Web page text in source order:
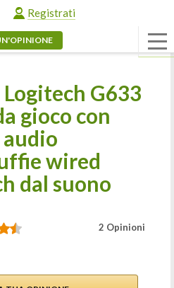
Registrati
G633
gioco con
wired
dal suono
2 Opinioni